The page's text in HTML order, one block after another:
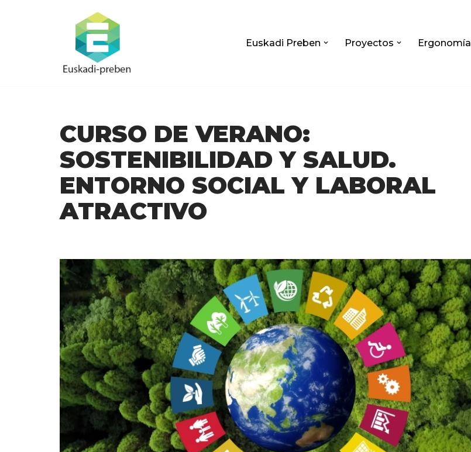
Euskadi Preben Proyectos Ergonomía
CURSO DE VERANO:
SOSTENIBILIDAD Y SALUD.
ENTORNO SOCIAL Y LABORAL
ATRACTIVO